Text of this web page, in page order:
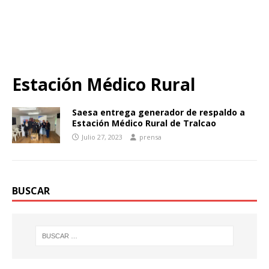
Estación Médico Rural
Saesa entrega generador de respaldo a
Estación Médico Rural de Tralcao
Julio 27, 2023 prensa
BUSCAR